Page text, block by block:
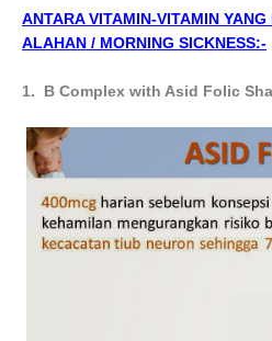
ANTARA VITAMIN-VITAMIN
ALAHAN / MORNING SICKNESS:-
1. B Complex with Asid Folic